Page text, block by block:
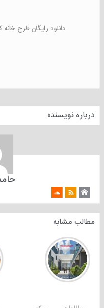
دانلود رایگان طرح
درباره نویسنده
مطالب مشابه